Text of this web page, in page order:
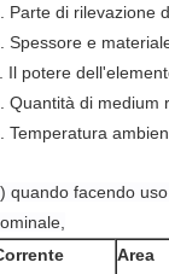
Parte di rilevazione
Spessore e
Il potere
Quantità di medium
Temperatura
quando facendo
Area